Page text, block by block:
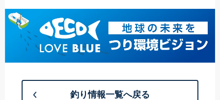
釣り情報一覧へ戻る